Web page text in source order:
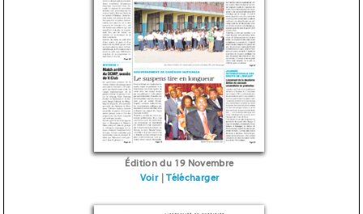
Édition du 19 Novembre
Voir|Télécharger